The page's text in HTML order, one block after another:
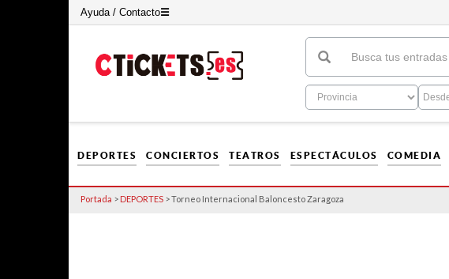
Ayuda / Contacto☰
DEPORTES CONCIERTOS TEATROS ESPECTÁCULOS COMEDIA
Portada > DEPORTES >Torneo Internacional Baloncesto Zaragoza